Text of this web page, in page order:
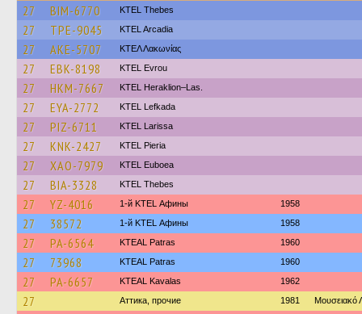
27 BIM-6770 KTEL Thebes
27 TPE-9045 KTEL Arcadia
27 AKE-5707 ΚΤΕΛ Λακωνίας
27 EBK-8198 KTEL Evrou
27 HKM-7667 KTEL Heraklion–Las.
27 EYA-2772 KTEL Lefkada
27 PIZ-6711 KTEL Larissa
27 KNK-2427 KTEL Pieria
27 XAO-7979 ΚΤΕL Euboea
27 BIA-3328 KTEL Thebes
27 YZ-4016 1-й KTEL Афины 1958
27 38572 1-й KTEL Афины 1958
27 PA-6564 KTEAL Patras 1960
27 73968 KTEAL Patras 1960
27 PA-6657 KTEAL Kavalas 1962
27 Аттика, прочие 1981 Μουσειακό